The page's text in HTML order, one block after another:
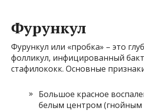
Фурункул
Фурункул или «пробка» – это
фолликул, инфицированный
стафилококк. Основные
Большое красное
белым центром (гнойным